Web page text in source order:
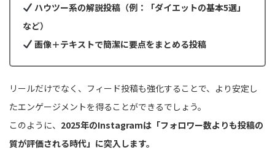
ハウツー系の解説投稿（例：「ダイエットの基本5選」
など）
画像＋テキストで簡潔に要点をまとめる投稿
リールだけでなく、フィード投稿も強化することで、より安定し
たエンゲージメントを得ることができるでしょう。
このように、 2025年のInstagramは「フォロワー数よりも投稿の
質が評価される時代」に突入します。